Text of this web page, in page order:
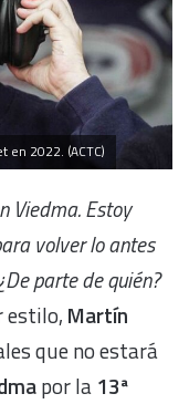
en 2022. (ACTC)
Viedma. Estoy
volver lo antes
parte de quién?
estilo, Martín
que no estará
por la 13ª